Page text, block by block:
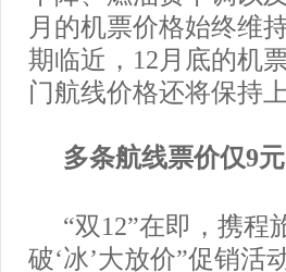
月的机票价格始终维
期临近，12月底的机
门航线价格还将保持
多条航线票价仅9元
“双12”在即，携程
破‘冰’大放价”促销活